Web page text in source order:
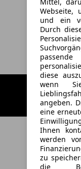
Webseite,
und ein
Durch
diese
wenn
angeben.
eine
Ihnen
werden
zu
die